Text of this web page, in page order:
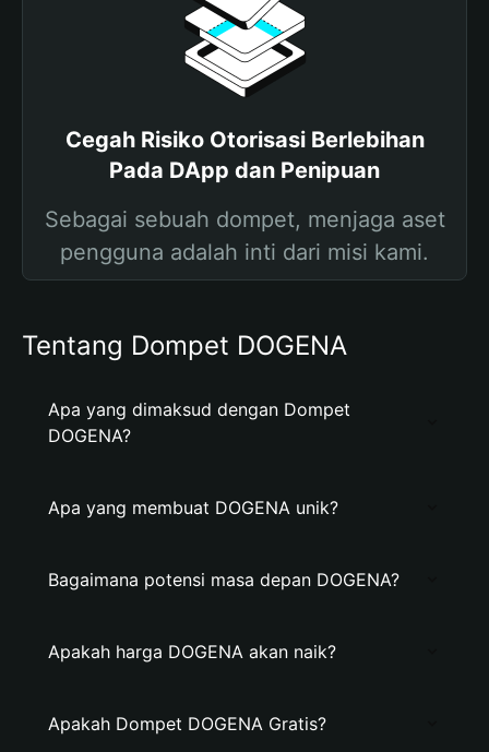
Cegah Risiko Otorisasi Berlebihan
Pada DApp dan Penipuan
Sebagai sebuah dompet, menjaga aset
pengguna adalah inti dari misi kami.
Tentang Dompet DOGENA
Apa yang dimaksud dengan Dompet
DOGENA?
Apa yang membuat DOGENA unik?
Bagaimana potensi masa depan DOGENA?
Apakah harga DOGENA akan naik?
Apakah Dompet DOGENA Gratis?